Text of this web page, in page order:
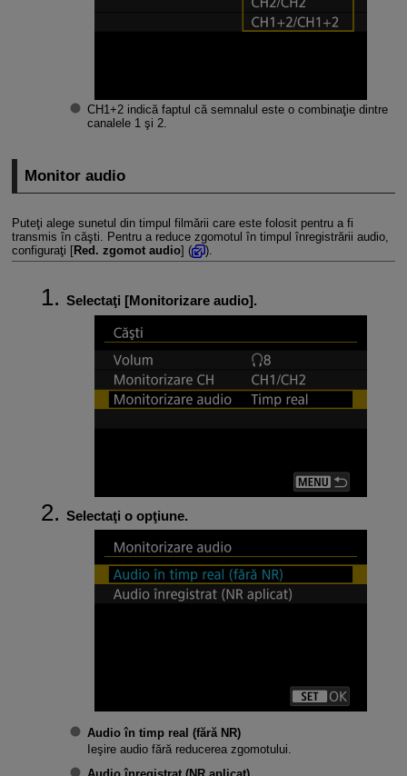
CH1+2 indică faptul că semnalul este o combinaţie dintre
canalele 1 şi 2.
Monitor audio
Puteţi alege sunetul din timpul filmării care este folosit pentru a fi
transmis în căşti. Pentru a reduce zgomotul în timpul înregistrării audio,
configuraţi [Red. zgomot audio] ( ).
Selectaţi [Monitorizare audio].
Selectaţi o opţiune.
Audio în timp real (fără NR)
Ieşire audio fără reducerea zgomotului.